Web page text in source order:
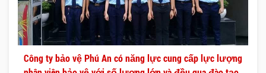
Công ty bảo vệ Phú An có năng lực cung cấp lực lượng